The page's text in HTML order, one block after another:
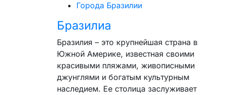
Города Бразилии
Бразилиа
Бразилия – это крупнейшая страна в
Южной Америке, известная своими
красивыми пляжами, живописными
джунглями и богатым культурным
наследием. Ее столица заслуживает